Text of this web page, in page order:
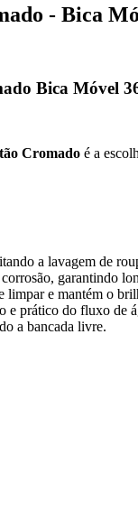
- Bica
Bica Móvel
Cromado é a
a lavagem de
garantindo
limpar e mantém o
e prático do fluxo de
a bancada livre.